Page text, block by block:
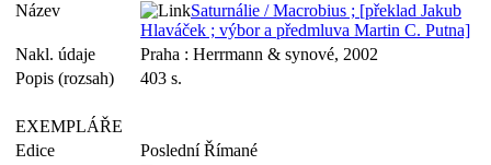
Název
Saturnálie / Macrobius ; [překlad Jakub
Hlaváček ; výbor a předmluva Martin C. Putna]
Nakl. údaje
Praha : Herrmann & synové, 2002
Popis (rozsah)
403 s.
EXEMPLÁŘE
Edice
Poslední Římané